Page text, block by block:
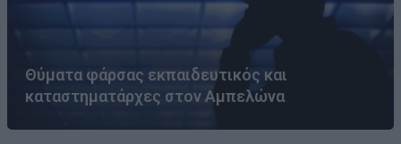
Θύματα φάρσας εκπαιδευτικός και
καταστηματάρχες στον Αμπελώνα